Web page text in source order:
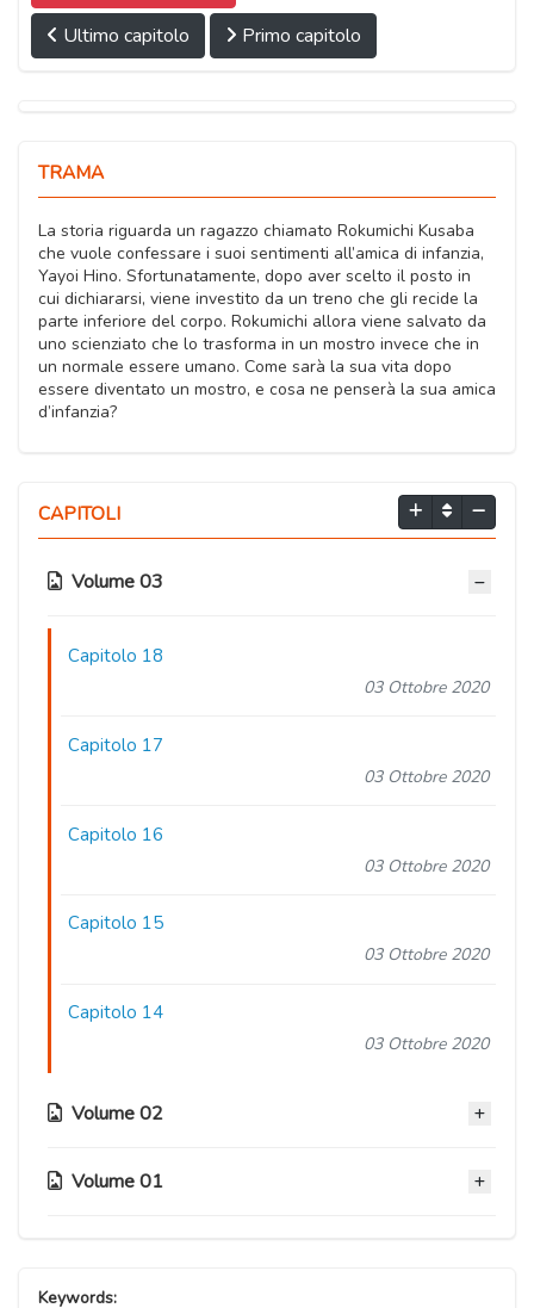
Ultimo capitolo
Primo capitolo
TRAMA
La storia riguarda un ragazzo chiamato Rokumichi Kusaba
che vuole confessare i suoi sentimenti all’amica di infanzia,
Yayoi Hino. Sfortunatamente, dopo aver scelto il posto in
cui dichiararsi, viene investito da un treno che gli recide la
parte inferiore del corpo. Rokumichi allora viene salvato da
uno scienziato che lo trasforma in un mostro invece che in
un normale essere umano. Come sarà la sua vita dopo
essere diventato un mostro, e cosa ne penserà la sua amica
d’infanzia?
CAPITOLI
Volume 03
Capitolo 18
03 Ottobre 2020
Capitolo 17
03 Ottobre 2020
Capitolo 16
03 Ottobre 2020
Capitolo 15
03 Ottobre 2020
Capitolo 14
03 Ottobre 2020
Volume 02
Capitolo 13
Volume 01
Keywords: